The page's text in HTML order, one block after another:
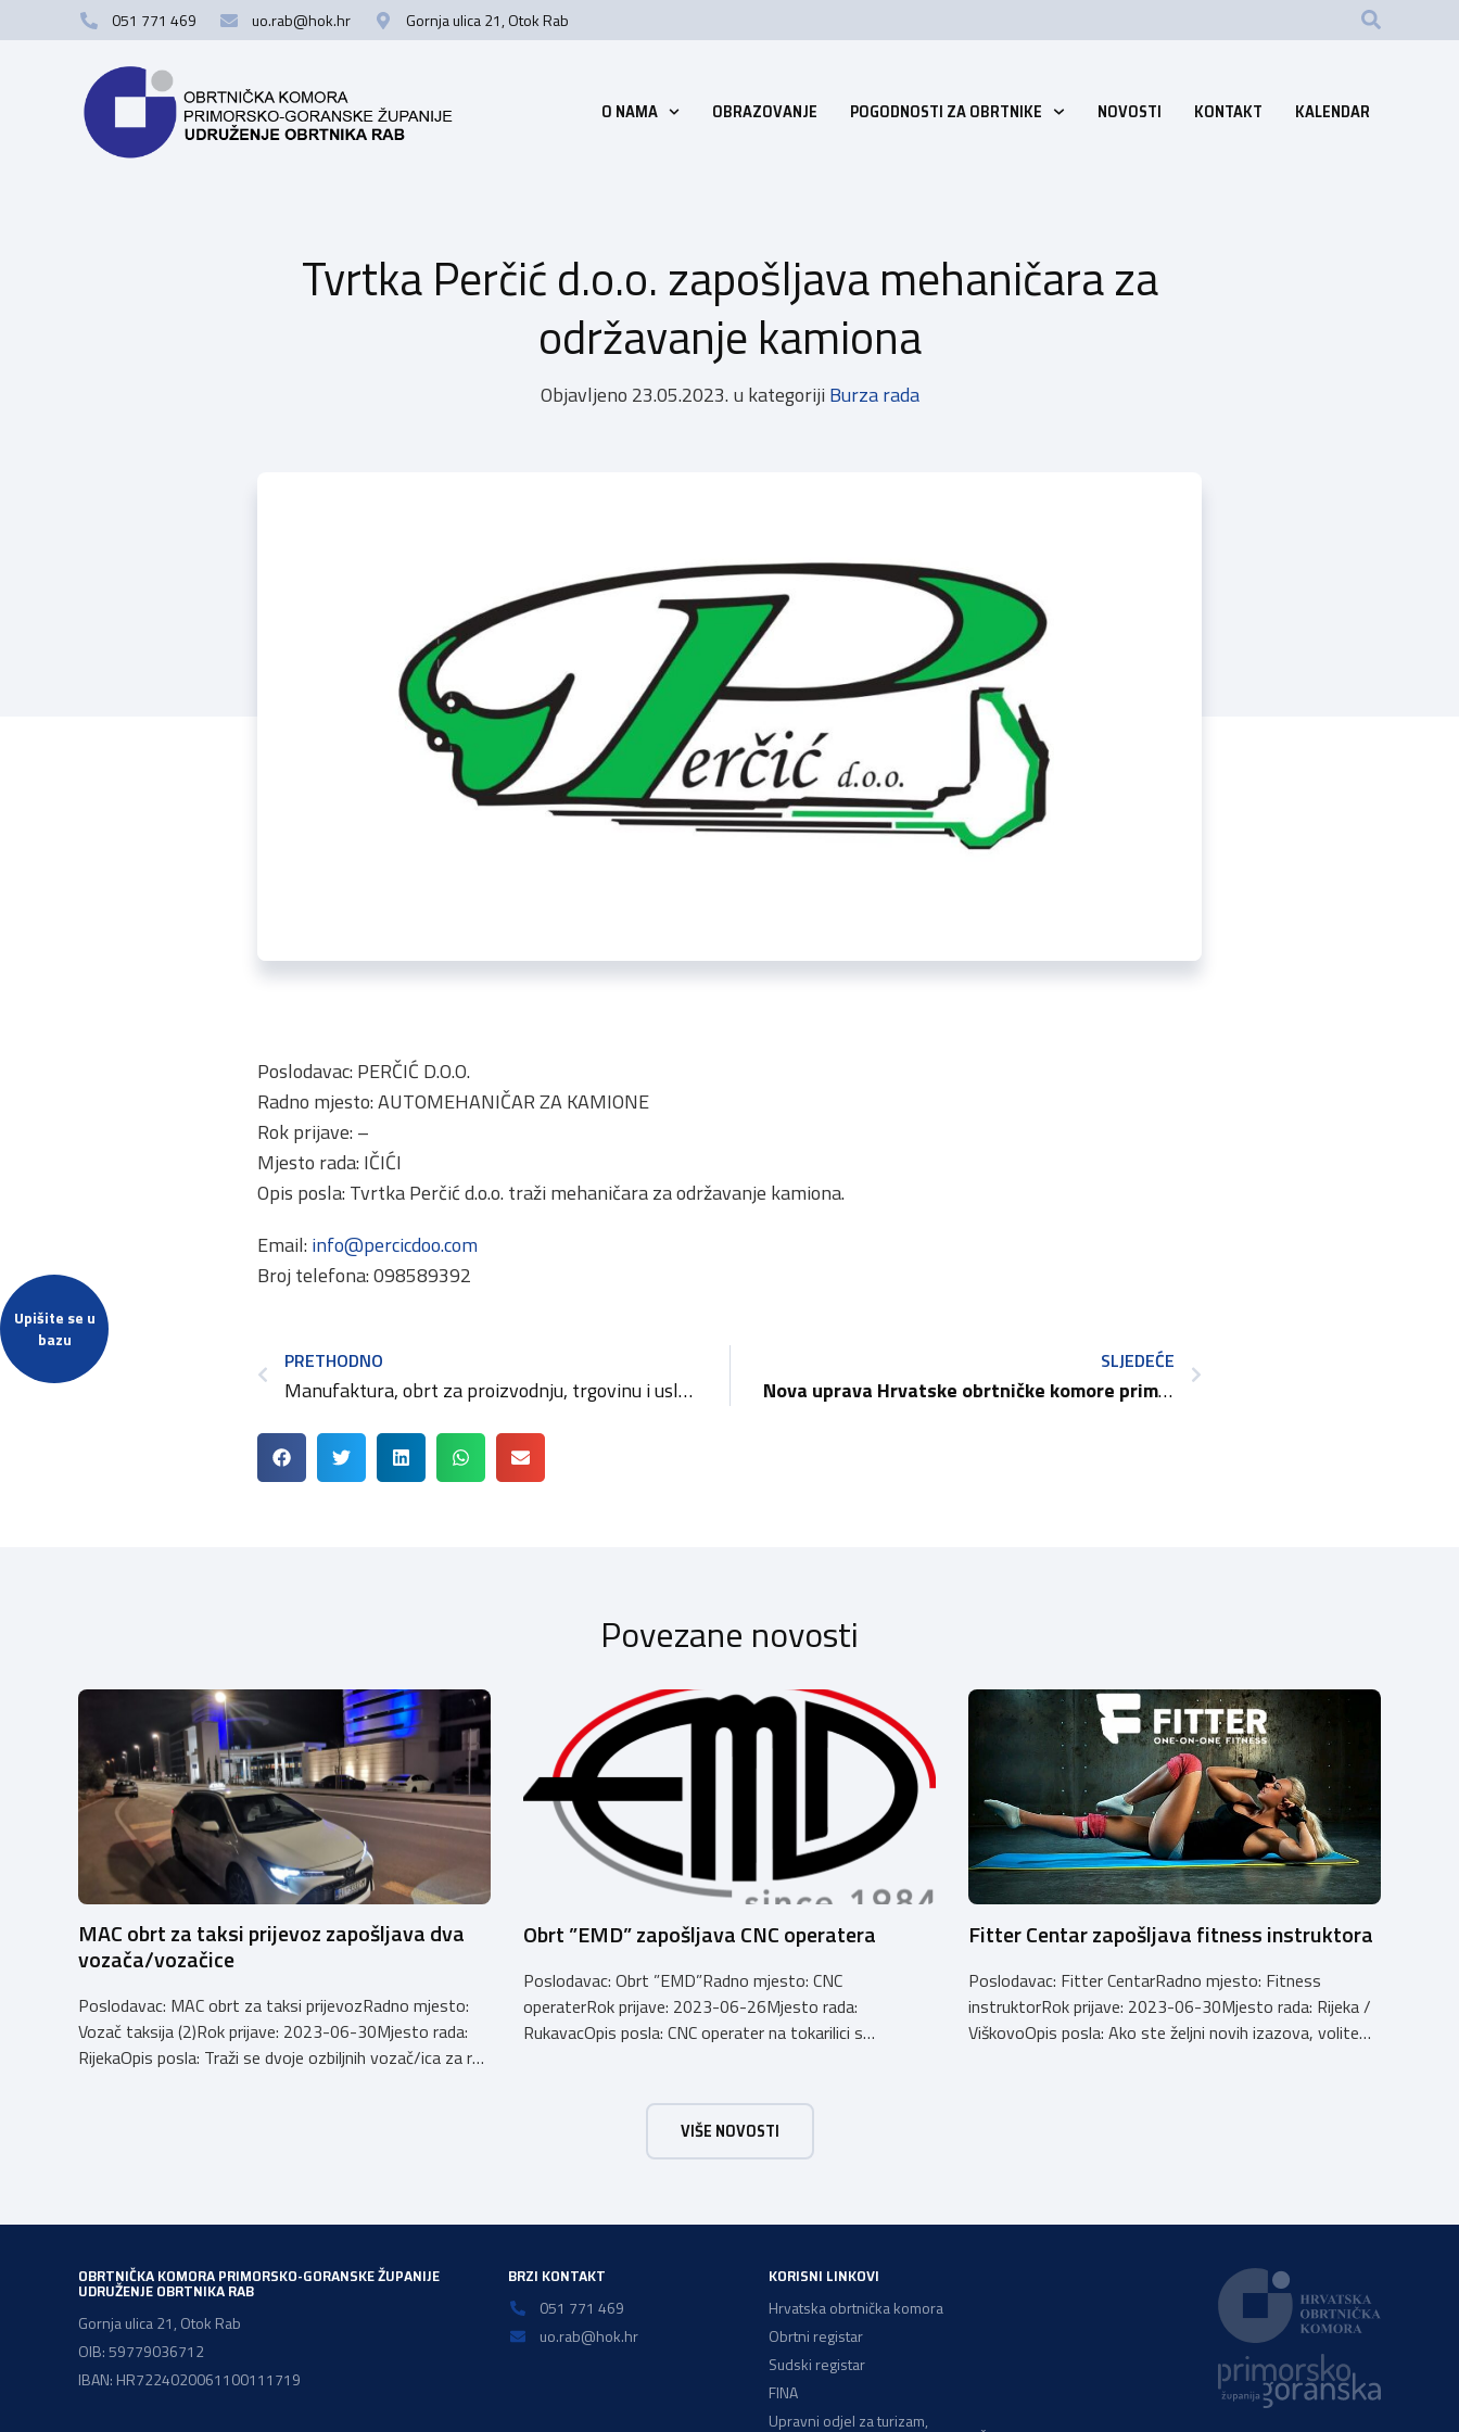
Upišite se u
bazu
051 771 469 uo.rab@hok.hr Gornja ulica 21, Otok Rab
O NAMA OBRAZOVANJE POGODNOSTI ZA OBRTNIKE NOVOSTI KONTAKT KALENDAR
Tvrtka Perčić d.o.o. zapošljava mehaničara za
održavanje kamiona
Objavljeno 23.05.2023. u kategoriji Burza rada
Poslodavac: PERČIĆ D.O.O.
Radno mjesto: AUTOMEHANIČAR ZA KAMIONE
Rok prijave: –
Mjesto rada: IČIĆI
Opis posla: Tvrtka Perčić d.o.o. traži mehaničara za održavanje kamiona.
Email: info@percicdoo.com
Broj telefona: 098589392
PRETHODNO
Manufaktura, obrt za proizvodnju, trgovinu i usluge nudi razne domaće proizvode prirodnu kozmetiku, rukotvorine, poklon pakete…
SLJEDEĆE
Nova uprava Hrvatske obrtničke komore primljena u Banske dvore
Povezane novosti
MAC obrt za taksi prijevoz zapošljava dva
vozača/vozačice
Poslodavac: MAC obrt za taksi prijevozRadno mjesto:
Vozač taksija (2)Rok prijave: 2023-06-30Mjesto rada:
RijekaOpis posla: Traži se dvoje ozbiljnih vozač/ica za rad
Obrt ”EMD” zapošljava CNC operatera
Poslodavac: Obrt ”EMD”Radno mjesto: CNC
operaterRok prijave: 2023-06-26Mjesto rada:
RukavacOpis posla: CNC operater na tokarilici s
Fitter Centar zapošljava fitness instruktora
Poslodavac: Fitter CentarRadno mjesto: Fitness
instruktorRok prijave: 2023-06-30Mjesto rada: Rijeka /
ViškovoOpis posla: Ako ste željni novih izazova, volite
VIŠE NOVOSTI
OBRTNIČKA KOMORA PRIMORSKO-GORANSKE ŽUPANIJE
UDRUŽENJE OBRTNIKA RAB
Gornja ulica 21, Otok Rab
OIB: 59779036712
IBAN: HR7224020061100111719
BRZI KONTAKT
051 771 469
uo.rab@hok.hr
KORISNI LINKOVI
Hrvatska obrtnička komora
Obrtni registar
Sudski registar
FINA
Upravni odjel za turizam,